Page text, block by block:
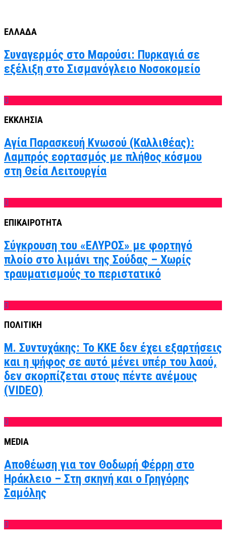
ΕΛΛΑΔΑ
Συναγερμός στο Μαρούσι: Πυρκαγιά σε
εξέλιξη στο Σισμανόγλειο Νοσοκομείο
ΕΚΚΛΗΣΙΑ
Αγία Παρασκευή Κνωσού (Καλλιθέας):
Λαμπρός εορτασμός με πλήθος κόσμου
στη Θεία Λειτουργία
ΕΠΙΚΑΙΡΟΤΗΤΑ
Σύγκρουση του «ΕΛΥΡΟΣ» με φορτηγό
πλοίο στο λιμάνι της Σούδας – Χωρίς
τραυματισμούς το περιστατικό
ΠΟΛΙΤΙΚΗ
Μ. Συντυχάκης: Το ΚΚΕ δεν έχει εξαρτήσεις
και η ψήφος σε αυτό μένει υπέρ του λαού,
δεν σκορπίζεται στους πέντε ανέμους
(VIDEO)
MEDIA
Αποθέωση για τον Θοδωρή Φέρρη στο
Ηράκλειο – Στη σκηνή και ο Γρηγόρης
Σαμόλης